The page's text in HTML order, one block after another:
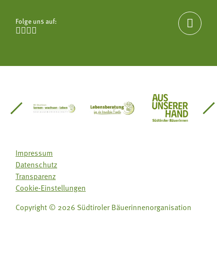
Folge uns auf:


Südtirol
Gärtnervereinigung
Sozialgenossenschaft Mit Bäuerinnen lernen -
Lebensberatung für dieAus unserer
Impressum
Datenschutz
Transparenz
Cookie-Einstellungen
Copyright © 2026 Südtiroler Bäuerinnenorganisation